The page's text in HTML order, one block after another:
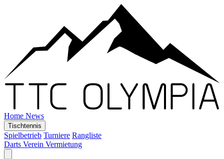
Home News
Tischtennis
Spielbetrieb Turniere Rangliste
Darts Verein Vermietung